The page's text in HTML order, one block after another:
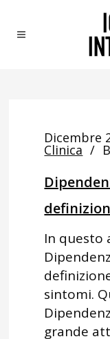
Dicembre
Clinica
In questo
sintomi.
grande